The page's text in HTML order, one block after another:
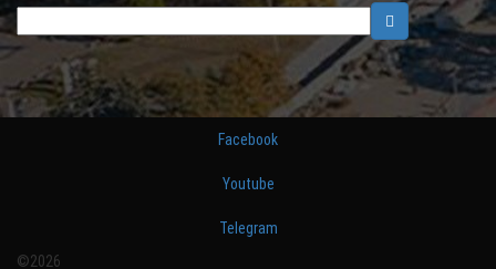
Facebook
Youtube
Telegram
©2026